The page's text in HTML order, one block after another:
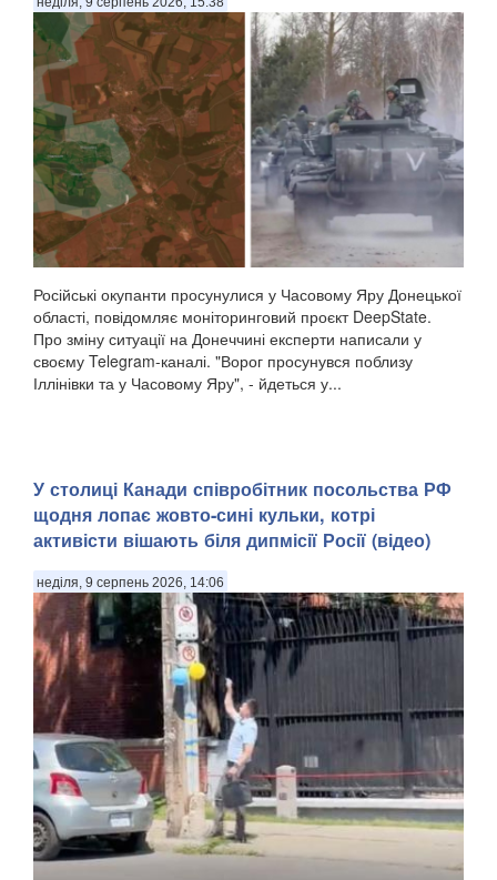
Російські окупанти просунулися у Часовому Яру Донецької
області, повідомляє моніторинговий проєкт DeepState.
Про зміну ситуації на Донеччині експерти написали у
своєму Telegram-каналі. "Ворог просунувся поблизу
Іллінівки та у Часовому Яру", - йдеться у...
У столиці Канади співробітник посольства РФ
щодня лопає жовто-сині кульки, котрі
активісти вішають біля дипмісії Росії (відео)
неділя, 9 серпень 2026, 14:06